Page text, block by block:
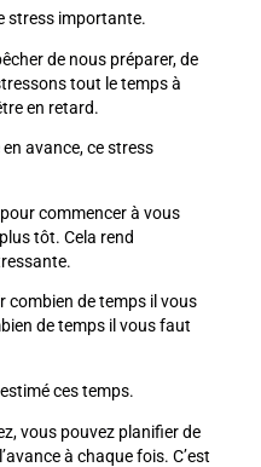
stress importante.
de nous préparer, de
tout le temps à
en retard.
en avance, ce stress
commencer à vous
tôt. Cela rend
combien de temps il vous
de temps il vous faut
ces temps.
vous pouvez planifier de
à chaque fois. C’est